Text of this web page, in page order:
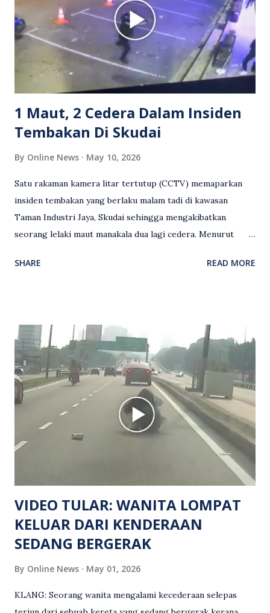
media sosial mengenai insiden tersebut ialah ramai yang
meluahkan rasa marah terhadap tindakan lelaki berkenaan
serta memuji pemandu Grab kerana campur tangan.
Sebahagian netizen turut meminta pihak berkuasa
mengambil tindakan tegas, manakala ada yang bersimpati
terhadap wanita dipercayai menjadi mangs...
1 Maut, 2 Cedera Dalam Insiden
Tembakan Di Skudai
By Online News May 10, 2026
Satu rakaman kamera litar tertutup (CCTV) memaparkan
insiden tembakan yang berlaku malam tadi di kawasan
Taman Industri Jaya, Skudai sehingga mengakibatkan
seorang lelaki maut manakala dua lagi cedera. Menurut
kejadian berlaku sekitar jam 11 malam dan pihak polis
hiburan di kawasan berkenaan. Seorang mangsa disahkan
meninggal dunia di lokasi kejadian akibat terkena tembakan,
manakala seorang lagi mangsa mengalami kecederaan.
Turut dipercayai terdapat seorang lagi individu cedera
namun identitinya masih belum dikenal pasti selepas dibawa
keluar dari lokasi oleh kenalannya. Polis kini sedang giat
mengesan dua suspek yang masih bebas bagi membantu
siasatan lanjut. Kes disiasat mengikut Seksyen 302 Kanun
Keseksaan kerana membunuh. Orang ramai yang mempunyai
maklumat diminta t...
SHARE READ MORE
VIDEO TULAR: WANITA LOMPAT
KELUAR DARI KENDERAAN
SEDANG BERGERAK
By Online News May 01, 2026
KLANG: Seorang wanita mengalami kecederaan selepas